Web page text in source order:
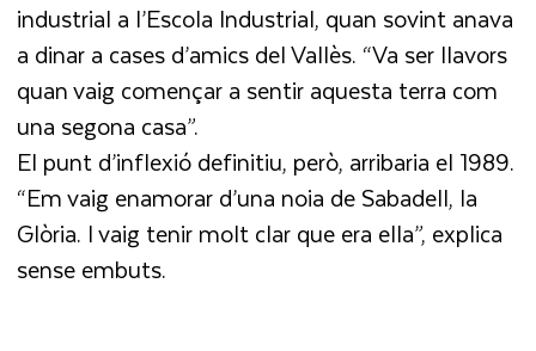
industrial a l’Escola Industrial, quan sovint anava
a dinar a cases d’amics del Vallès. “Va ser llavors
quan vaig començar a sentir aquesta terra com
una segona casa”.
El punt d’inflexió definitiu, però, arribaria el 1989.
“Em vaig enamorar d’una noia de Sabadell, la
Glòria. I vaig tenir molt clar que era ella”, explica
sense embuts.